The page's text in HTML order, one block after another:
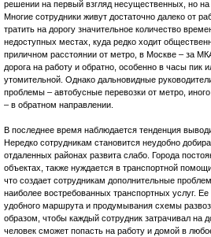
решении на первый взгляд несущественных, но
Многие сотрудники живут достаточно далеко от
тратить на дорогу значительное количество
недоступных местах, куда редко ходит
приличном расстоянии от метро, в Москве – за
дорога на работу и обратно, особенно в часы пик
утомительной. Однако дальновидные
проблемы – автобусные перевозки от метро,
– в обратном направлении.
В последнее время наблюдается тенденция
Нередко сотрудникам становится неудобно
отдаленных районах развита слабо. Города
объектах, также нуждается в транспортной
что создает сотрудникам дополнительные
наиболее востребованных транспортных услуг.
удобного маршрута и продумывания схемы
образом, чтобы каждый сотрудник затрачивал на
человек сможет попасть на работу и домой в